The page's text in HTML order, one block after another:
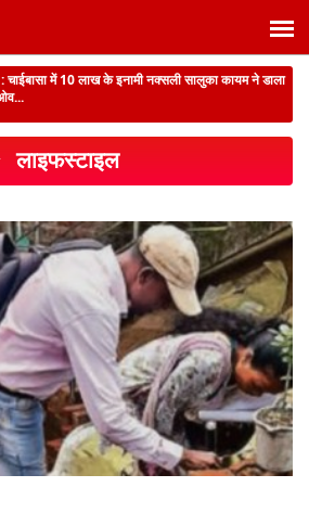
का आयोजन :सीएम हेमन्त ने खेलगांव परिसर में किया
आप सभी एक-एक फ...
में नाम...
मंत्री दिलीप जायसवाल का अधिकारियों को अल्टीमेटम,
:AEDO परीक्षा सेटिंग मामले में EOU की बड़ी कार्रवाई, दो और
के सभी वार्डों में डोर-टू-डोर सेवा बहाल, शुक्रवार तक लगभग
:चाईबासा में 10 लाख के इनामी नक्सली सालुका कायम ने डाला
लाइफस्टाइल